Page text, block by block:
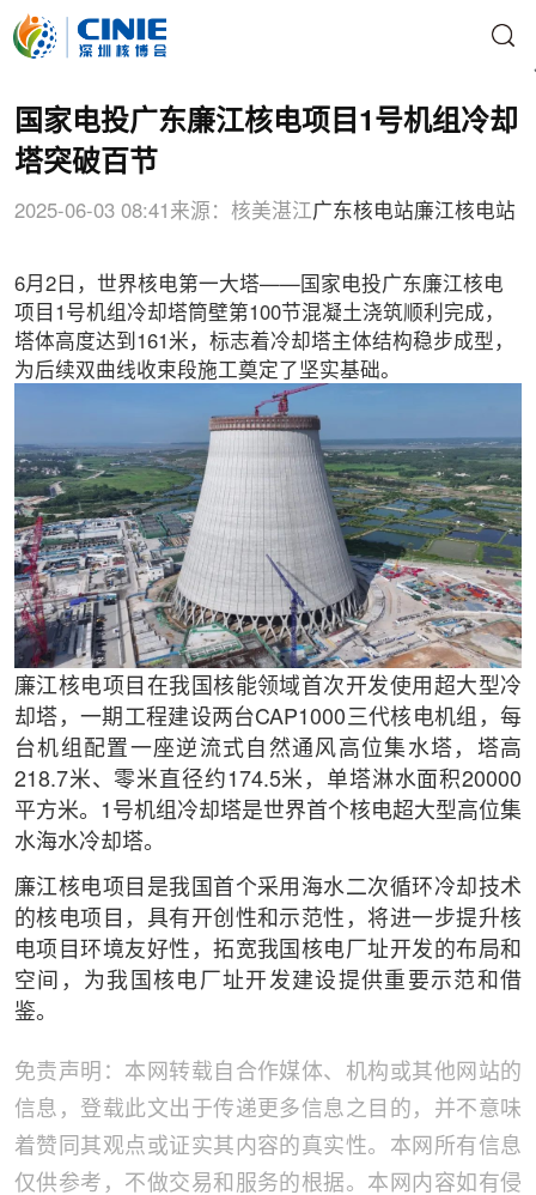
国家电投广东廉江核电项目1号机组冷却
塔突破百节
2025-06-03 08:41 来源：核美湛江广东核电站廉江核电站
6月2日，世界核电第一大塔——国家电投广东廉江核电
项目1号机组冷却塔筒壁第100节混凝土浇筑顺利完成，
塔体高度达到161米，标志着冷却塔主体结构稳步成型，
为后续双曲线收束段施工奠定了坚实基础。
廉江核电项目在我国核能领域首次开发使用超大型冷
却塔，一期工程建设两台CAP1000三代核电机组，每
台机组配置一座逆流式自然通风高位集水塔，塔高
218.7米、零米直径约174.5米，单塔淋水面积20000
平方米。1号机组冷却塔是世界首个核电超大型高位集
水海水冷却塔。
廉江核电项目是我国首个采用海水二次循环冷却技术
的核电项目，具有开创性和示范性，将进一步提升核
电项目环境友好性，拓宽我国核电厂址开发的布局和
空间，为我国核电厂址开发建设提供重要示范和借
鉴。
免责声明：本网转载自合作媒体、机构或其他网站的
信息，登载此文出于传递更多信息之目的，并不意味
着赞同其观点或证实其内容的真实性。本网所有信息
仅供参考，不做交易和服务的根据。本网内容如有侵